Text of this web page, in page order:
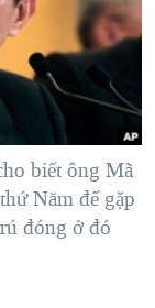
CUỘC'
biết ông Mã
Năm để gặp
đóng ở đó